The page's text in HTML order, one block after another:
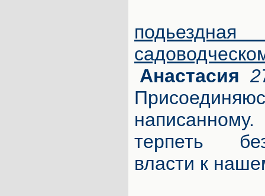
Анастасия
терпеть
власти к